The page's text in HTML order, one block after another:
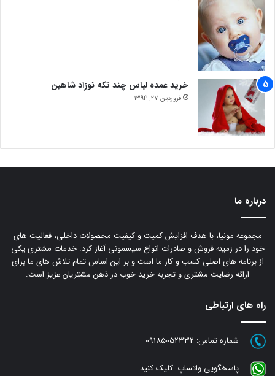
خرید عمده لباس چند تکه نوزاد شاهین
فروردین 27, 1394
درباره ما
مجموعه مونیا، با هدف افزایش کمیت و کیفیت محصولات داخلی، فعالیت های
خود را در زمینه فروش و صادرات انواع سیسمونی آغاز کرد. خدمات مشتری یکی
از برنامه های اصلی کسب و کار ما است و بر این اساس تمام تلاش های ما برای
ارائه رضایت مشتری و تجربه خرید خوب در ذهن مشتریان عزیز است.
راه های ارتباطی
شماره تماس: 09185052332
پاسخگویی واتساپ: کلیک کنید